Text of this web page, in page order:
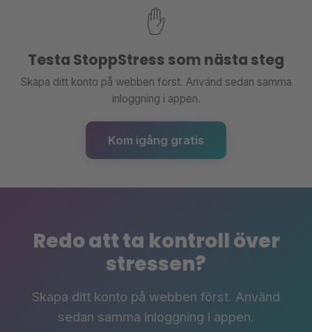
✋
Testa StoppStress som nästa steg
Skapa ditt konto på webben först. Använd sedan samma
inloggning i appen.
Kom igång gratis
Redo att ta kontroll över
stressen?
Skapa ditt konto på webben först. Använd
sedan samma inloggning i appen.